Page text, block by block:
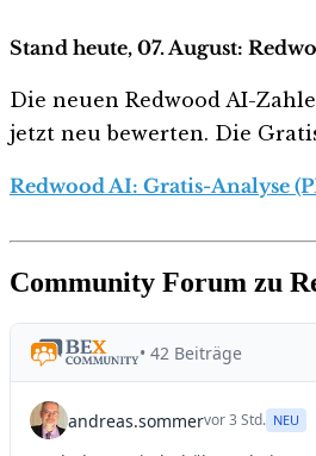
Stand heute, 07. August:
Die neuen Redwood AI-
jetzt neu bewerten. Die
Redwood AI: Gratis-Analyse
Community Forum zu